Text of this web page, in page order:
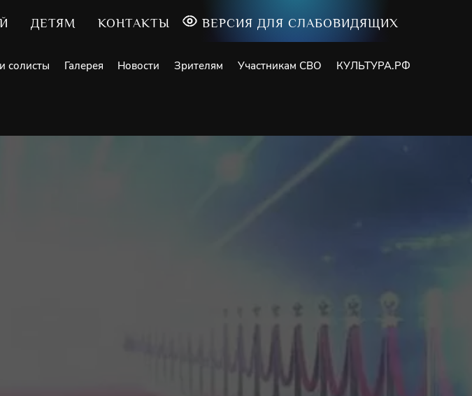
ДЕТЯМ КОНТАКТЫ ВЕРСИЯ ДЛЯ СЛАБОВИДЯЩИХ
солисты Галерея Новости Зрителям Участникам СВО КУЛЬТУРА.РФ